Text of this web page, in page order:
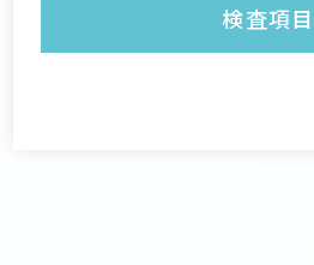
検査項目